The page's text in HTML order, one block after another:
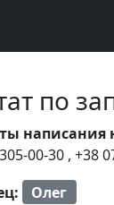
по
написания
00-30 , +38
Олег